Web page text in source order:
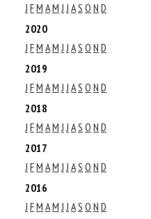
J FM AM J J AS O N D
2020
J FM AM J J AS O N D
2019
J FM AM J J AS O N D
2018
J FM AM J J AS O N D
2017
J FM AM J J AS O N D
2016
J FM AM J J AS O N D